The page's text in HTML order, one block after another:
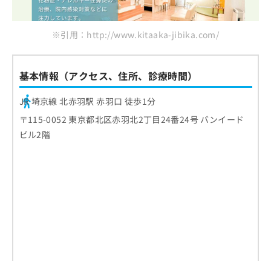
※引用：http://www.kitaaka-jibika.com/
基本情報（アクセス、住所、診療時間）
JR 埼京線 北赤羽駅 赤羽口 徒歩1分
〒115-0052 東京都北区赤羽北2丁目24番24号 バンイード
ビル2階